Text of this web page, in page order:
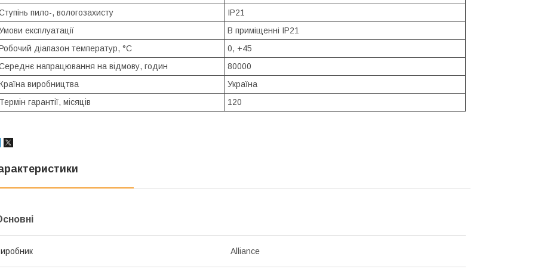
пило-, вологозахисту
IP21
експлуатації
В приміщенні IP21
діапазон температур, °С
0, +45
напрацювання на відмову, годин
80000
виробництва
Україна
гарантії, місяців
120
Alliance